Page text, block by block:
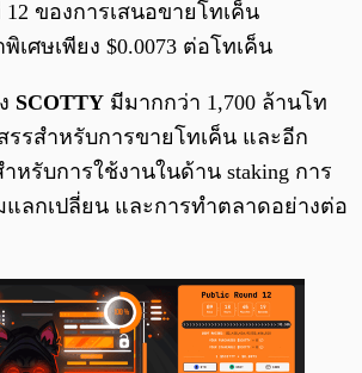
ของการเสนอขายโทเค็น
เศษเพียง $0.0073 ต่อโทเค็น
SCOTTY มีมากกว่า 1,700 ล้านโท
รรสำหรับการขายโทเค็น และอีก
ำหรับการใช้งานในด้าน staking การ
ลกเปลี่ยน และการทำตลาดอย่างต่อ